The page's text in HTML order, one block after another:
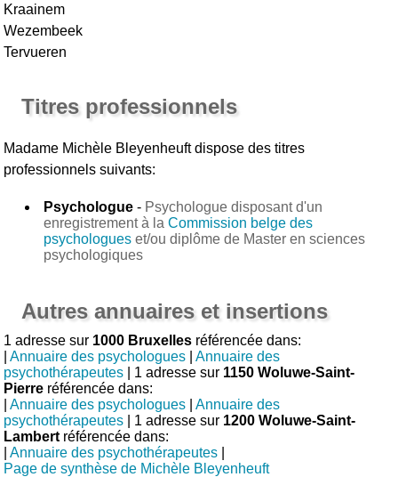
Kraainem
Wezembeek
Tervueren
Titres professionnels
Madame Michèle Bleyenheuftdispose des titres
professionnels suivants:
Psychologue - Psychologue disposant d'un
enregistrement à laCommission belge des
psychologues et/ou diplôme de Master en sciences
psychologiques
Autres annuaires et insertions
1 adresse sur 1000 Bruxelles référencée dans:
|Annuaire des psychologues |Annuaire des
psychothérapeutes | 1 adresse sur 1150 Woluwe-Saint-
Pierre référencée dans:
|Annuaire des psychologues |Annuaire des
psychothérapeutes | 1 adresse sur 1200 Woluwe-Saint-
Lambert référencée dans:
|Annuaire des psychothérapeutes
Page de synthèse de Michèle Bleyenheuft